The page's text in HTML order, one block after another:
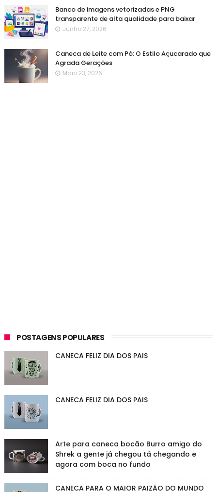
Banco de imagens vetorizadas e PNG
transparente de alta qualidade para baixar
Junho 27, 2026
Caneca de Leite com Pó: O Estilo Açucarado que
Agrada Gerações
Maio 23, 2026
POSTAGENS POPULARES
CANECA FELIZ DIA DOS PAIS
CANECA FELIZ DIA DOS PAIS
Arte para caneca bocão Burro amigo do
Shrek a gente já chegou tá chegando e
agora com boca no fundo
CANECA PARA O MAIOR PAIZÃO DO MUNDO